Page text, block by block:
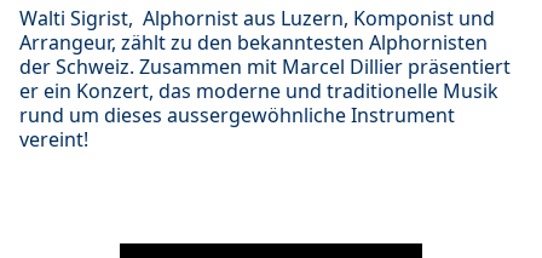
Walti Sigrist, Alphornist aus Luzern, Komponist und
Arrangeur, zählt zu den bekanntesten Alphornisten
der Schweiz. Zusammen mit Marcel Dillier präsentiert
er ein Konzert, das moderne und traditionelle Musik
rund um dieses aussergewöhnliche Instrument
vereint!